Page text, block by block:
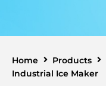
Home Products
Industrial Ice Maker